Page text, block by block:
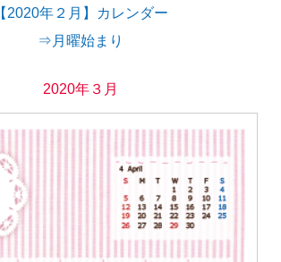
【2020年２月】カレンダー
⇒月曜始まり
2020年３月